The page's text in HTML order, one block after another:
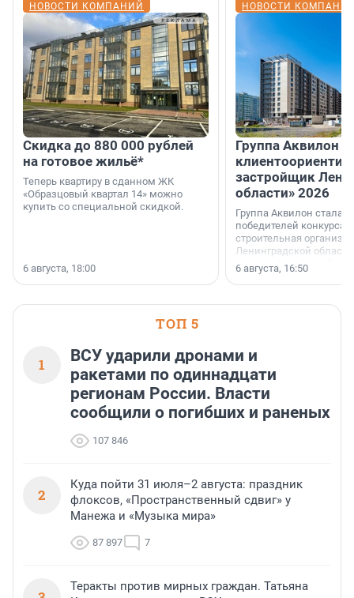
НОВОСТИ КОМПАНИЙ
Скидка до 880 000 рублей
на готовое жильё*
Теперь квартиру в сданном ЖК
«Образцовый квартал 14» можно
купить со специальной скидкой.
6 августа, 18:00
НОВОСТИ
Группа Аквилон
застройщик
области» 2026
Группа Аквилон стала
победителей конкурса
строительная
Ленинградской области
номинации «Самый
застройщик
области».
6 августа, 16:50
ТОП 5
1
ВСУ ударили дронами и
ракетами по одиннадцати
регионам России. Власти
сообщили о погибших и раненых
107 846
2
Куда пойти 31 июля–2 августа: праздник
флоксов, «Пространственный сдвиг» у
Манежа и «Музыка мира»
87 897 7
Теракты против мирных граждан. Татьяна